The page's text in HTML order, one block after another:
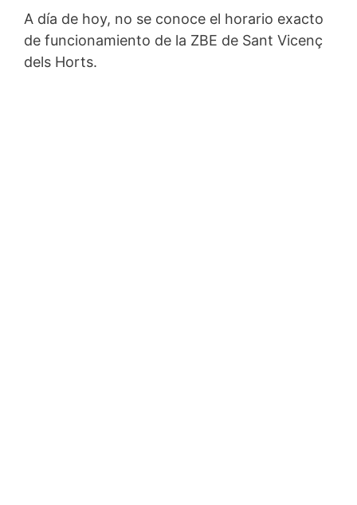
A día de hoy, no se conoce el horario exacto
de funcionamiento de la ZBE de Sant Vicenç
dels Horts.